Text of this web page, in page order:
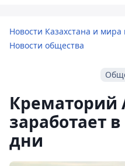
Новости Казахстана и мира
Новости общества
Крематорий
заработает
дни